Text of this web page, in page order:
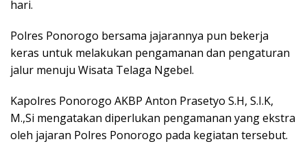
hari.
Polres Ponorogo bersama jajarannya pun bekerja
keras untuk melakukan pengamanan dan pengaturan
jalur menuju Wisata Telaga Ngebel.
Kapolres Ponorogo AKBP Anton Prasetyo S.H, S.I.K,
M.,Si mengatakan diperlukan pengamanan yang ekstra
oleh jajaran Polres Ponorogo pada kegiatan tersebut.